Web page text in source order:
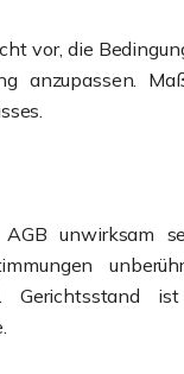
vor, die
anzupassen.
unwirksam
Gerichtsstand